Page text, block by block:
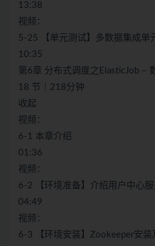
13:38
视频：
5-25 【单元测试】多数据集成单
10:35
第6章 分布式调度之ElasticJob –
18 节｜218分钟
收起
视频：
6-1 本章介绍
01:36
视频：
6-2 【环境准备】介绍用户中心服
04:49
视频：
6-3 【环境安装】Zookeeper安装